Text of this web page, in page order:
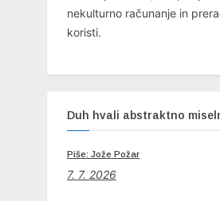
nekulturno računanje in
koristi.
Duh hvali abstraktno
Piše: Jože Požar
7. 7. 2026